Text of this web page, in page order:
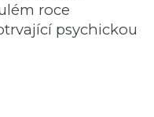
roce
psychickou